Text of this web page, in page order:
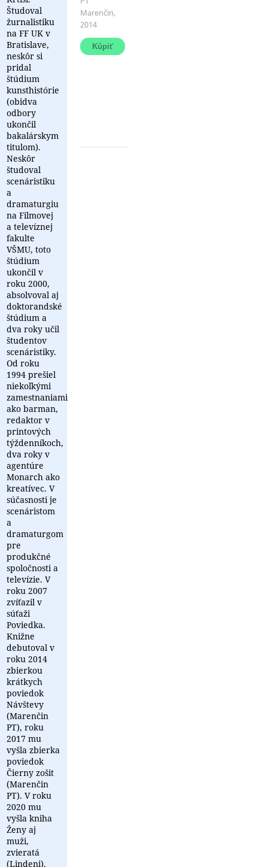
Študoval
žurnalistiku
na FF UK v
Bratislave,
neskôr si
pridal
štúdium
kunsthistórie
(obidva
odbory
ukončil
bakalárskym
titulom).
Neskôr
študoval
scenáristiku
a
dramaturgiu
na Filmovej
a televíznej
fakulte
VŠMU, toto
štúdium
ukončil v
roku 2000,
absolvoval aj
doktorandské
štúdium a
dva roky učil
študentov
scenáristiky.
Od roku
1994 prešiel
niekoľkými
zamestnaniami
ako barman,
redaktor v
printových
týždenníkoch,
dva roky v
agentúre
Monarch ako
kreatívec. V
súčasnosti je
scenáristom
a
dramaturgom
pre
produkčné
spoločnosti a
televízie. V
roku 2007
zvíťazil v
súťaži
Poviedka.
Knižne
debutoval v
roku 2014
zbierkou
krátkych
poviedok
Návštevy
(Marenčin
PT), roku
2017 mu
vyšla zbierka
poviedok
Čierny zošit
(Marenčin
PT). V roku
2020 mu
vyšla kniha
Ženy aj
muži,
zvieratá
(Lindeni).
Marenčin,
2014
autor